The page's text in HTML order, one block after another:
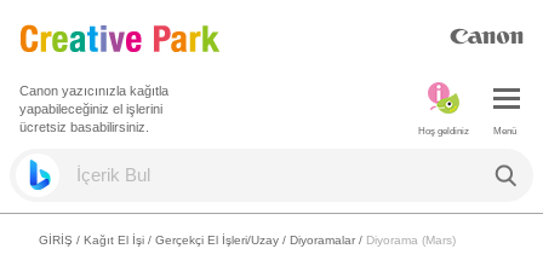
Canon yazıcınızla kağıtla
yapabileceğiniz el işlerini
ücretsiz basabilirsiniz.
Menü
Hoş geldiniz
GİRİŞ / Kağıt El İşi / Gerçekçi El İşleri/Uzay / Diyoramalar / Diyorama (Mars)